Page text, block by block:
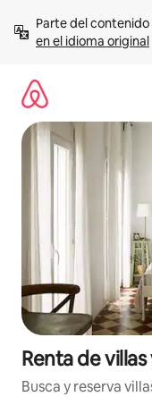
contenido
Parte del
en el idioma original
Renta de
Busca y reserva